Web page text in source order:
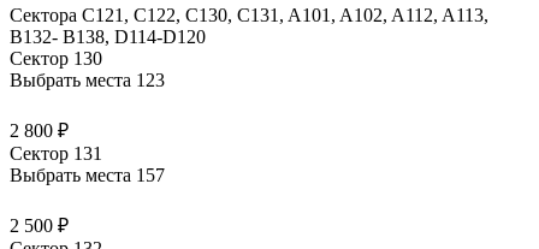
Сектора C121, C122, C130, C131, A101, A102, A112, A113,
B132- B138, D114-D120
Сектор 130
Выбрать места 123
2 800 ₽
Сектор 131
Выбрать места 157
2 500 ₽